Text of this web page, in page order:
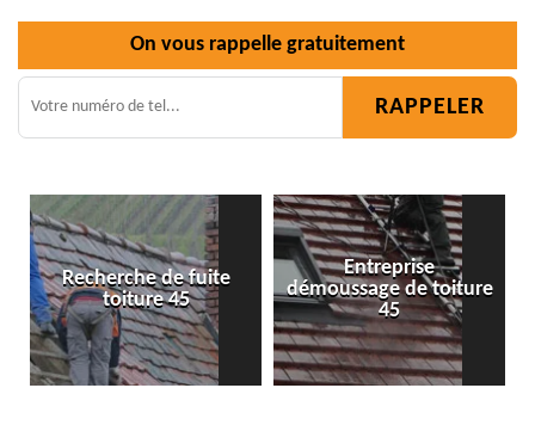
On vous rappelle gratuitement
Entreprise
démoussage de toiture
45
Isolation toiture 45